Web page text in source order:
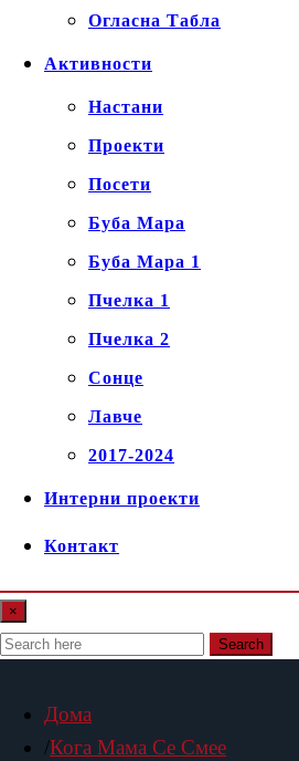
Огласна Табла
Активности
Настани
Проекти
Посети
Буба Мара
Буба Мара 1
Пчелка 1
Пчелка 2
Сонце
Лавче
2017-2024
Интерни проекти
Контакт
×
Search
Дома
Кога Мама Се Смее